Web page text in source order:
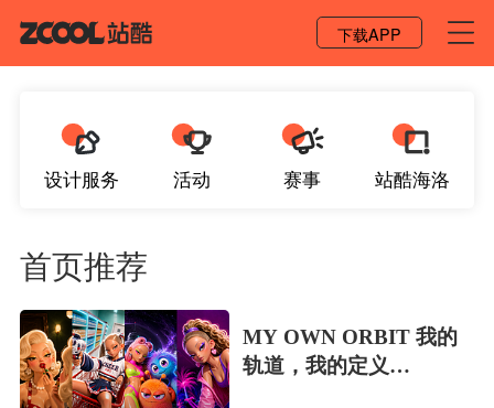
下载APP
设计服务 活动 赛事 站酷海洛
首页推荐
MY OWN ORBIT 我的
轨道，我的定义